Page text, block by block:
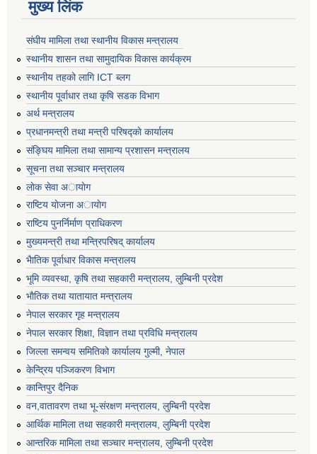
मुख्य लिंक
संघीय मामिला तथा स्थानीय विकास मन्त्रालय
स्थानीय शासन तथा सामुदायिक विकास कार्यक्रम
स्थानीय तहको लागि ICT ब्लग
स्थानीय पूर्वाधार तथा कृषि सडक विभाग
अर्थ मन्त्रालय
प्रधानमन्त्री तथा मन्त्री परिषद्काे कार्यालय
संङ्घिय मामिला तथा सामान्य प्रशासन मन्त्रालय
सूचना तथा सञ्चार मन्त्रालय
लाेक सेवा अायाेग
राष्टिय याेजना अायाेग
राष्टिय पुनर्निर्माण प्राधिकरण
मुख्यमन्त्री तथा मन्त्रिपरिषद् कार्यालय
भैातिक पूर्वाधार विकास मन्त्रालय
भूमि व्यवस्था, कृषि तथा सहकारी मन्त्रालय, लु्म्बिनी प्रदेश
भाैतिक तथा यातायात मन्त्रालय
नेपाल सरकार गृह मन्त्रालय
नेपाल सरकार शिक्षा, विज्ञान तथा प्रविधि मन्त्रालय
जिल्ला समन्वय समितिको कार्यालय गुल्मी, नेपाल
केन्द्रिय पञ्जिकरण विभाग
कान्तिपुर दैनिक
वन,वातावरण तथा भू-संरक्षण मन्त्रालय, लुम्बिनी प्रदेश
आर्थिक मामिला तथा सहकारी मन्त्रालय, लुम्बिनी प्रदेश
आन्तरिक मामिला तथा सञ्चार मन्त्रालय, लुम्बिनी प्रदेश